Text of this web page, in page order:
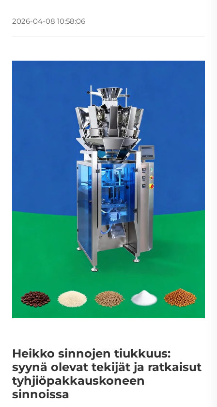
2026-04-08 10:58:06
Heikko sinnojen tiukkuus:
syynä olevat tekijät ja ratkaisut
tyhjiöpakkauskoneen
sinnoissa